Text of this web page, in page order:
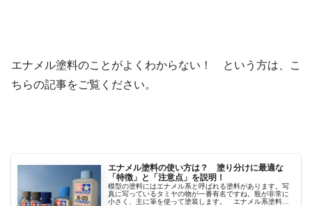
エナメル塗料のことがよくわからない！ という方は、こ
ちらの記事をご覧ください。
エナメル塗料の使い方は？ 塗り分けに最適な
「特徴」と「注意点」を説明！
模型の塗料にはエナメル系と呼ばれる塗料があります。写
真に写っているタミヤの物が一番有名ですね。瓶が非常に
小さく、主に筆を使って塗装します。 エナメル系塗料